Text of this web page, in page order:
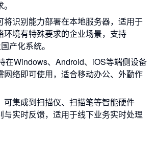
将识别能力部署在本地服务器，适用于
环境有特殊要求的企业场景，支持
产化系统。
在Windows、Android、iOS等端侧设备
网络即可使用，适合移动办公、外勤作
可集成到扫描仪、扫描笔等智能硬件
与实时反馈，适用于线下业务实时处理